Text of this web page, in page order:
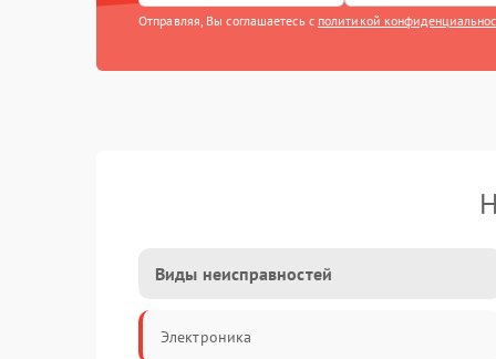
Отправляя, Вы соглашаетесь с политикой
Виды неисправностей
Электроника